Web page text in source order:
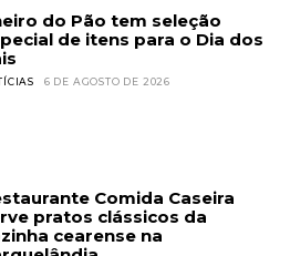
do Pão tem seleção
de itens para o Dia dos
6 DE AGOSTO DE 2026
Comida Caseira
pratos clássicos da
cearense na